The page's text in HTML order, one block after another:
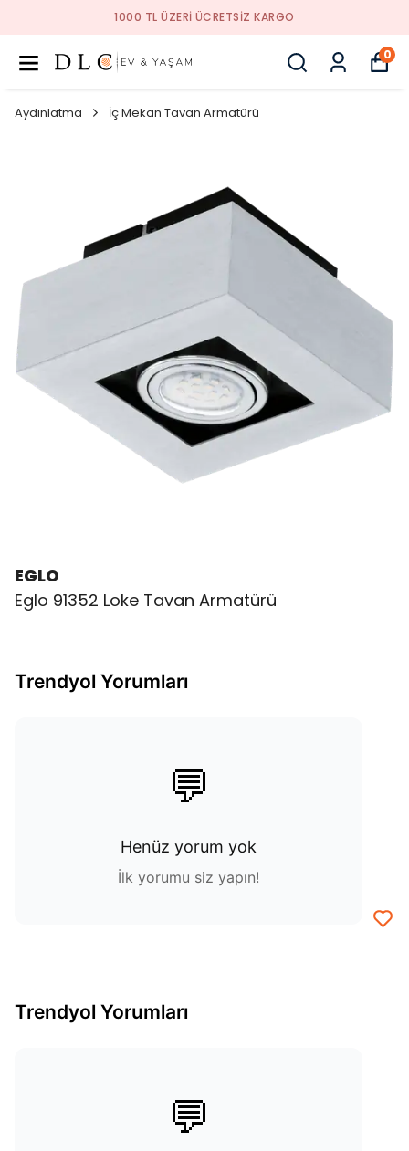
1000 TL ÜZERI ÜCRETSIZ KARGO
0
Aydınlatma İç Mekan Tavan Armatürü
EGLO
Eglo 91352 Loke Tavan Armatürü
Trendyol Yorumları
💬
Henüz yorum yok
İlk yorumu siz yapın!
Trendyol Yorumları
💬